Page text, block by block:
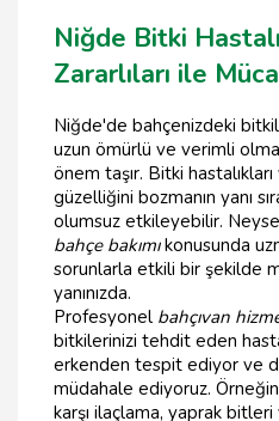
Niğde Bitki
Zararlıları ile
Niğde'de bahçenizdeki
uzun ömürlü ve verimli
önem taşır. Bitki
güzelliğini bozmanın yanı
olumsuz etkileyebilir.
bahçe bakımıkonusunda
sorunlarla etkili bir şekilde
yanınızda.
Profesyonel bahçıvan
bitkilerinizi tehdit eden
erkenden tespit ediyor ve
müdahale ediyoruz.
karşı ilaçlama, yaprak bitleri